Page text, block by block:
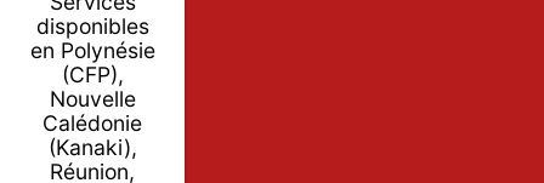
disponibles
en Polynésie
(CFP),
Nouvelle
Calédonie
(Kanaki),
Réunion,